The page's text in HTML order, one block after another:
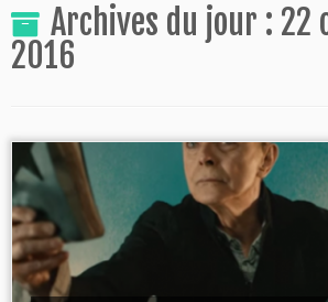
Archives du jour : 22
2016